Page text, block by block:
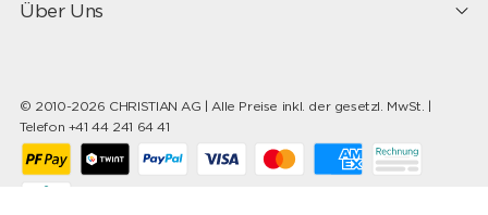
Über Uns
© 2010-2026 CHRISTIAN AG | Alle Preise inkl. der gesetzl. MwSt. |
Telefon +41 44 241 64 41